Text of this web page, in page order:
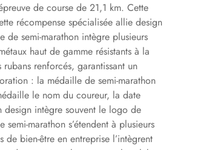
de course de 21,1 km. Cette
récompense spécialisée allie design
de semi-marathon intègre plusieurs
haut de gamme résistants à la
renforcés, garantissant un
: la médaille de semi-marathon
le nom du coureur, la date
design intègre souvent le logo de
marathon s’étendent à plusieurs
bien-être en entreprise l’intègrent